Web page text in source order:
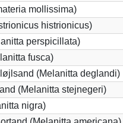
mollissima)
histrionicus)
perspicillata)
fusca)
(Melanitta deglandi)
(Melanitta stejnegeri)
nigra)